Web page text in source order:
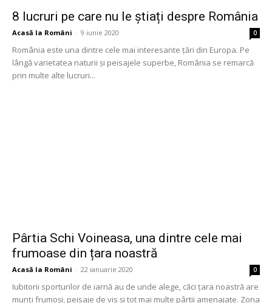
8 lucruri pe care nu le știați despre România
Acasă la Români - 9 iunie 2020 0
România este una dintre cele mai interesante țări din Europa. Pe
lângă varietatea naturii și peisajele superbe, România se remarcă
prin multe alte lucruri...
Pârtia Schi Voineasa, una dintre cele mai
frumoase din țara noastră
Acasă la Români - 22 ianuarie 2020 0
Iubitorii sporturilor de iarnă au de unde alege, căci țara noastră are
munți frumoși, peisaje de vis și tot mai multe pârtii amenajate. Zona